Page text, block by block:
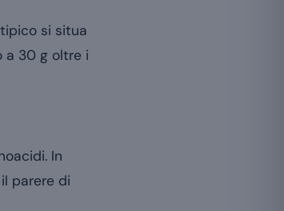
si situa
a 30 g oltre i
In
parere di